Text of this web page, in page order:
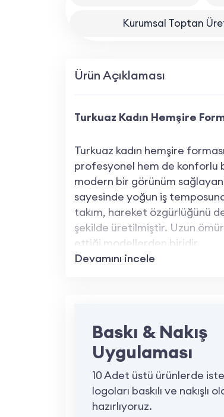
Kurumsal Toptan
Ürün Açıklaması
Turkuaz Kadın Hemşire
Turkuaz kadın hemşire
profesyonel hem de konforlu
modern bir görünüm
sayesinde yoğun iş
takım, hareket özgürlüğünü
şekilde üretilmiştir. Uzun
ettiği modellerden biridir.
gün boyu konfor sağlar.
Şık Turkuaz Renk:
Göz
gizlemede avantaj sağlar.
Ergonomik Tasarım:Hareket
işlerde bile rahatlık sunar.
Devamını incele
Baskı & Nakış
Uygulaması
10 Adet üstü ürünlerde
logoları baskılı ve nakışlı
hazırlıyoruz.